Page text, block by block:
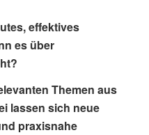
effektives
es über
Themen aus
lassen sich neue
praxisnahe